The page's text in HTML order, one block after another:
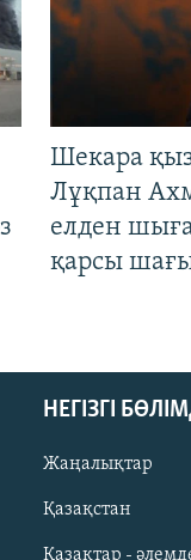
Шекара
Лұқпан
елден
қарсы
НЕГІЗГІ
Жаңалықтар
Қазақстан
Қазақтар -